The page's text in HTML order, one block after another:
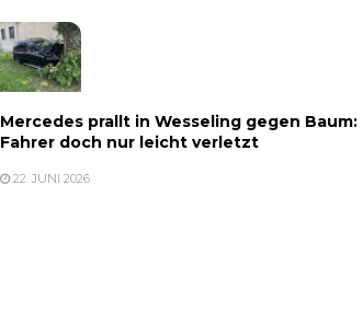
Mercedes prallt in Wesseling gegen Baum:
Fahrer doch nur leicht verletzt
22. JUNI 2026